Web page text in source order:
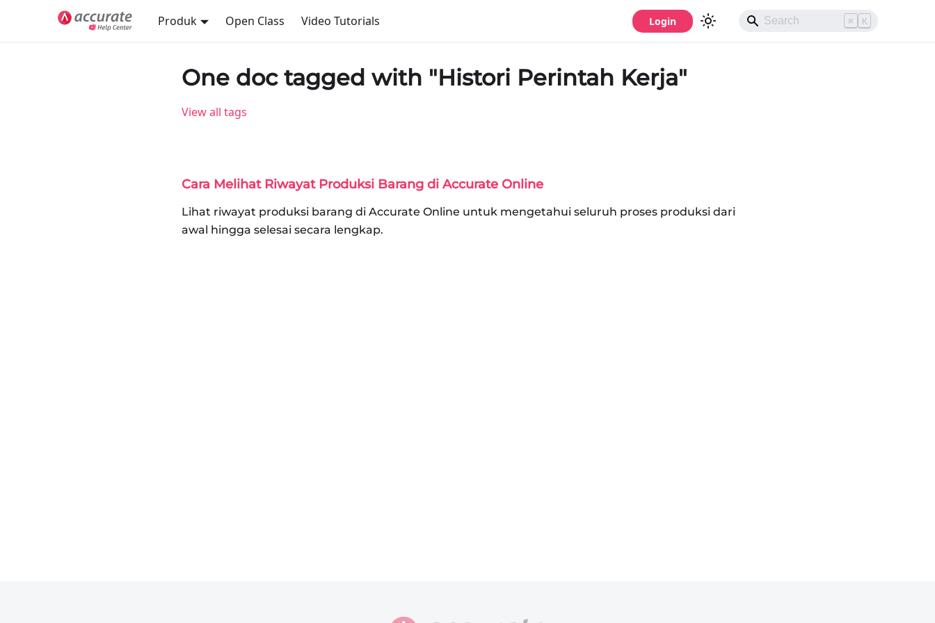
Produk Open Class Video Tutorials Login ⌘ K
One doc tagged with "Histori Perintah Kerja"
View all tags
Cara Melihat Riwayat Produksi Barang di Accurate Online
Lihat riwayat produksi barang di Accurate Online untuk mengetahui seluruh proses produksi dari
awal hingga selesai secara lengkap.